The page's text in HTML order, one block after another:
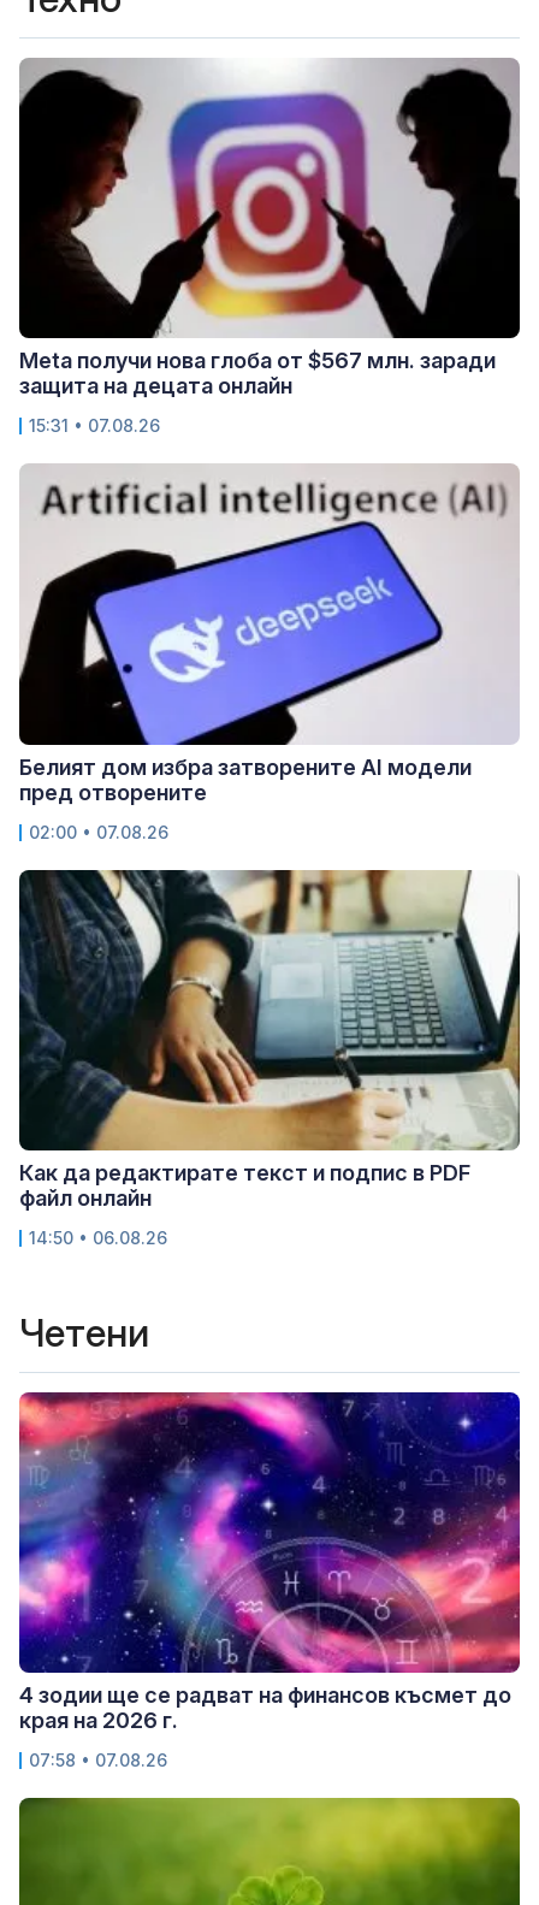
Meta получи нова глоба от $567 млн. заради
защита на децата онлайн
15:31 • 07.08.26
Белият дом избра затворените AI модели
пред отворените
02:00 • 07.08.26
Как да редактирате текст и подпис в PDF
файл онлайн
14:50 • 06.08.26
Четени
4 зодии ще се радват на финансов късмет до
края на 2026 г.
07:58 • 07.08.26